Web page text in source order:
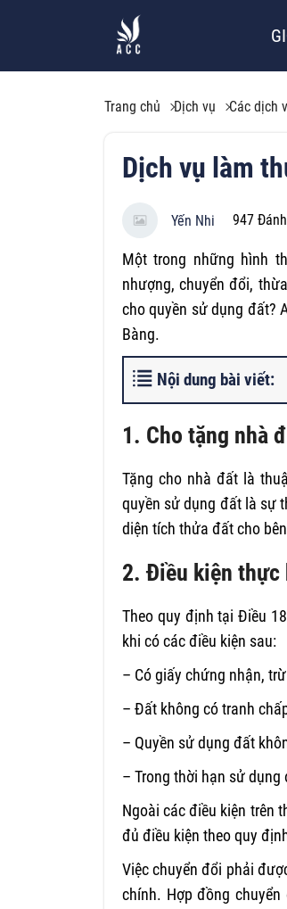
Trang chủ Dịch vụ Các dịch
Dịch vụ làm
Yến Nhi 947
Một trong những hình
nhượng, chuyển đổi,
cho quyền sử dụng đất?
Bàng.
Nội dung bài viết:
1. Cho tặng nhà
Tặng cho nhà đất là
quyền sử dụng đất là sự
diện tích thửa đất cho
2. Điều kiện thực
Theo quy định tại Điều
khi có các điều kiện sau:
– Có giấy chứng nhận,
– Đất không có tranh
– Quyền sử dụng đất
– Trong thời hạn sử dụng
Ngoài các điều kiện trên
đủ điều kiện theo quy
Việc chuyển đổi phải
chính. Hợp đồng